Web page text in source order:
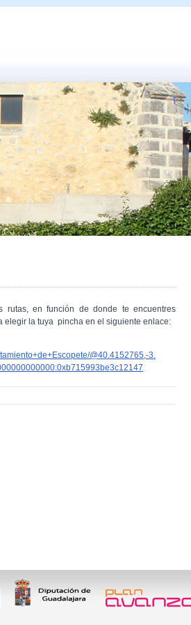
rutas, en función de donde te encuentres
elegir la tuya pincha en el siguiente enlace:
@40.4152765,-3.